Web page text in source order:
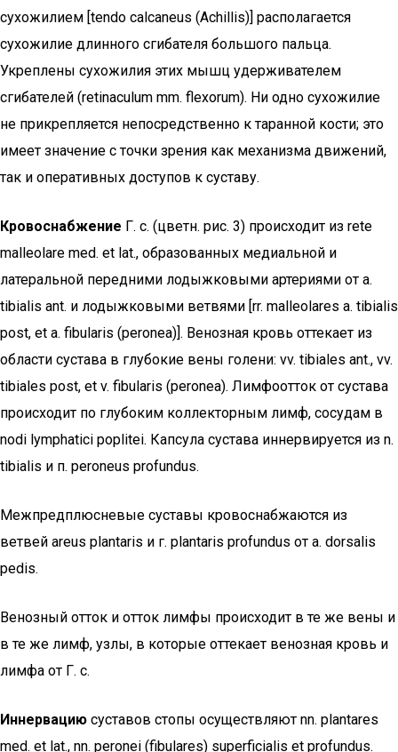
сухожилием [tendo calcaneus (Achillis)] располагается
сухожилие длинного сгибателя большого пальца.
Укреплены сухожилия этих мышц удерживателем
сгибателей (retinaculum mm. flexorum). Ни одно сухожилие
не прикрепляется непосредственно к таранной кости; это
имеет значение с точки зрения как механизма движений,
так и оперативных доступов к суставу.
Кровоснабжение Г. с. (цветн. рис. 3) происходит из rete
malleolare med. et lat., образованных медиальной и
латеральной передними лодыжковыми артериями от a.
tibialis ant. и лодыжковыми ветвями [rr. malleolares a. tibialis
post, et a. fibularis (peronea)]. Венозная кровь оттекает из
области сустава в глубокие вены голени: vv. tibiales ant., vv.
tibiales post, et v. fibularis (peronea). Лимфоотток от сустава
происходит по глубоким коллекторным лимф, сосудам в
nodi lymphatici poplitei. Капсула сустава иннервируется из n.
tibialis и п. peroneus profundus.
Межпредплюсневые суставы кровоснабжаются из
ветвей areus plantaris и г. plantaris profundus от a. dorsalis
pedis.
Венозный отток и отток лимфы происходит в те же вены и
в те же лимф, узлы, в которые оттекает венозная кровь и
лимфа от Г. с.
Иннервацию суставов стопы осуществляют nn. plantares
med. et lat., nn. peronei (fibulares) superficialis et profundus.